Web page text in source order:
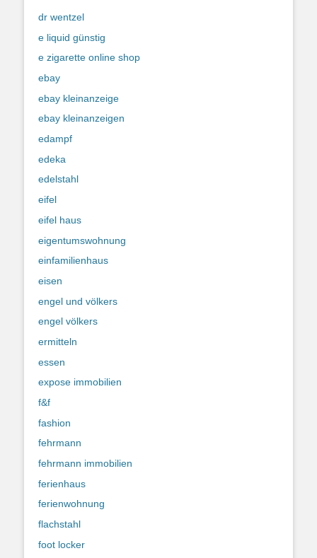
dr wentzel
e liquid günstig
e zigarette online shop
ebay
ebay kleinanzeige
ebay kleinanzeigen
edampf
edeka
edelstahl
eifel
eifel haus
eigentumswohnung
einfamilienhaus
eisen
engel und völkers
engel völkers
ermitteln
essen
expose immobilien
f&f
fashion
fehrmann
fehrmann immobilien
ferienhaus
ferienwohnung
flachstahl
foot locker